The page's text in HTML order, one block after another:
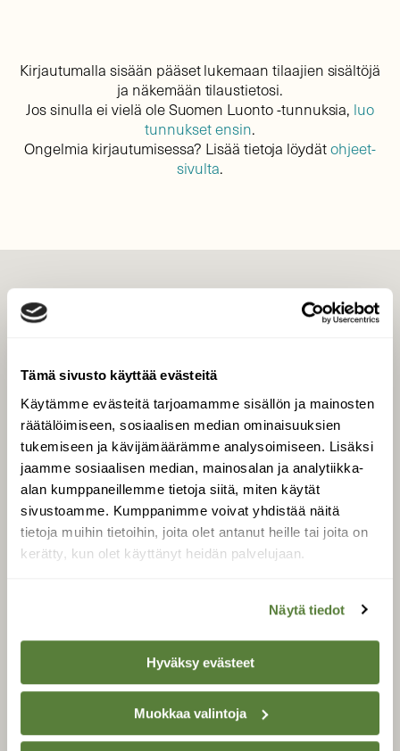
Tämä sivusto käyttää evästeitä
Käytämme evästeitä tarjoamamme sisällön ja mainosten
räätälöimiseen, sosiaalisen median ominaisuuksien
tukemiseen ja kävijämäärämme analysoimiseen. Lisäksi
jaamme sosiaalisen median, mainosalan ja analytiikka-
alan kumppaneillemme tietoja siitä, miten käytät
sivustoamme. Kumppanimme voivat yhdistää näitä
tietoja muihin tietoihin, joita olet antanut heille tai joita on
kerätty, kun olet käyttänyt heidän palvelujaan.
Näytä tiedot
Hyväksy evästeet
Muokkaa valintoja
Kirjautumalla sisään pääset lukemaan tilaajien sisältöjä
ja näkemään tilaustietosi.
Jos sinulla ei vielä ole Suomen Luonto -tunnuksia, luo
tunnukset ensin.
Ongelmia kirjautumisessa? Lisää tietoja löydätohjeet-
sivulta.
Tilaa digilukuoikeus
Äänestä parasta juttua
Tilaa uutiskirje
SUOMEN LUONNON­
SUOJELU­LIITTO
Suomen Luonto -lehden
luonnonsuojelu­liitto.